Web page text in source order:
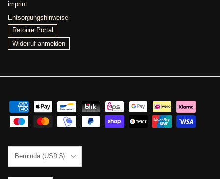
imprint
Entsorgungshinweise
Retoure Portal
Widerruf anmelden
Bermuda (USD $)